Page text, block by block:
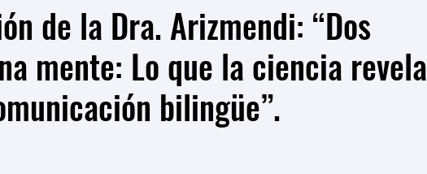
de la Dra. Arizmendi: “Dos
mente: Lo que la ciencia revela
bilingüe”.